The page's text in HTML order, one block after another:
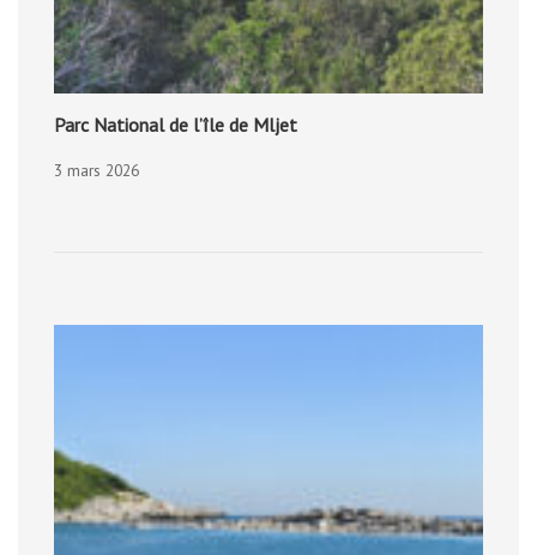
Parc National de l’île de Mljet
3 mars 2026